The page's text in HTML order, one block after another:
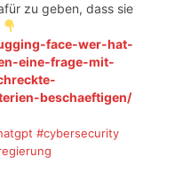
zu geben, dass sie
face-wer-hat-
eine-frage-mit-
beschaeftigen/
#cybersecurity